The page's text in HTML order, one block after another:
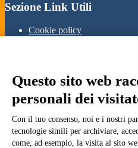
Sezione Link Utili
Cookie policy
Ufficio Relazioni con il
Obiettivi di accessibilità
Whistleblowing
Gestione consensi cookie
Amministrazione trasparente
Pagina visualizzata2294
Questo sito web
personali dei
Con il tuo consenso, noi e i nostri
tecnologie simili per archiviare,
come, ad esempio, la visita al sito